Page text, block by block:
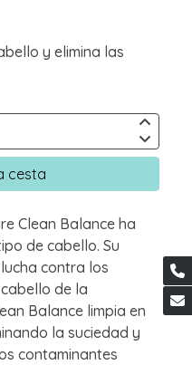
y elimina las
cesta
Clean Balance ha
de cabello. Su
contra los
de la
Balance limpia en
la suciedad y
contaminantes